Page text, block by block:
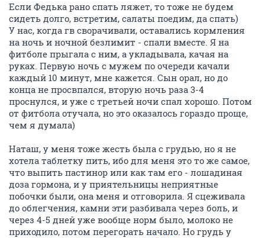
Если Федька рано спать ляжет, то тоже не будем
сидеть долго, встретим, салаты поедим, да спать)
У нас, когда гв сворачивали, оставались кормления
на ночь и ночной безлимит - спали вместе. Я на
фитболе прыгала с ним, а укладывала, качая на
руках. Первую ночь с мужем по очереди качали
каждый 10 минут, мне кажется. Сын орал, но до
конца не просвпался, вторую ночь раза 3-4
проснулся, и уже с третьей ночи спал хорошо. Потом
от фитбола отучала, но это оказалось гораздо проще,
чем я думала)
Наташ, у меня тоже жесть была с грудью, но я не
хотела таблетку пить, ибо для меня это то же самое,
что выпить пастинор или как там его - лошадиная
доза гормона, и у приятельницы неприятные
побочки были, она меня и отговорила. Я сцеживала
до облегчения, камни эти разбивала через боль, и
через 4-5 дней уже вообще норм было, молоко не
приходило, потом перегорать начало. Но грудь у